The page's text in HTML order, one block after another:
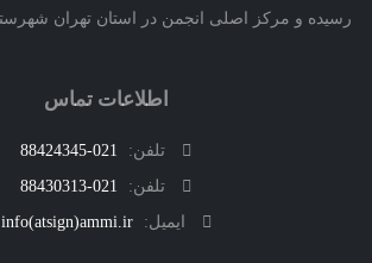
و مرکز اصلی انجمن در استان تهران شهرستان
اطلاعات تماس
تلفن:
021-88424345
تلفن:
021-88430313
ایمیل:
info(atsign)ammi.ir